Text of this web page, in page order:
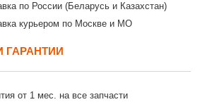
по России (Беларусь и Казахстан)
курьером по Москве и МО
ГАРАНТИИ
от 1 мес. на все запчасти